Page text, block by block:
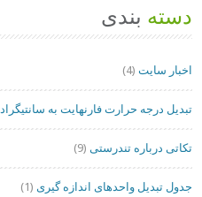
دسته بندی
اخبار سایت (4)
تبدیل درجه حرارت فارنهایت به سانتیگراد
تکاتی درباره تندرستی (9)
جدول تبدیل واحدهای اندازه گیری (1)